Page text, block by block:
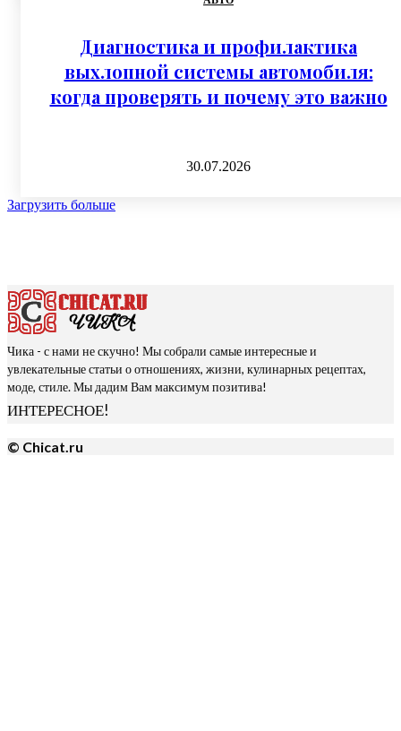
Диагностика и профилактика
выхлопной системы автомобиля:
когда проверять и почему это важно
30.07.2026
Загрузить больше
Чика - с нами не скучно! Мы собрали самые интересные и
увлекательные статьи о отношениях, жизни, кулинарных рецептах,
моде, стиле. Мы дадим Вам максимум позитива!
ИНТЕРЕСНОЕ!
© Chicat.ru